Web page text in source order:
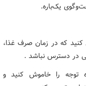
یک‌باره.
کنید که در زمان صرف غذا،
در دسترس نباشد .
توجه را خاموش کنید و